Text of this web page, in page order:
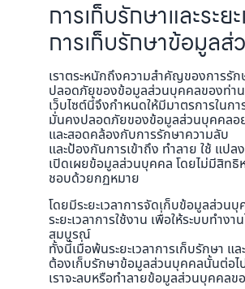
การเก็บรักษาและระยะ
การเก็บรักษาข้อมูล
เราตระหนักถึงความสำคัญของการรัก
ปลอดภัยของข้อมูลส่วนบุคคลของท่าน
เว็บไซต์นี้จึงกำหนดให้มีมาตรการในก
มั่นคงปลอดภัยของข้อมูลส่วนบุคคลอย่
และสอดคล้องกับการรักษาความลับ
และป้องกันการเข้าถึง ทำลาย ใช้ แปล
เปิดเผยข้อมูลส่วนบุคคล โดยไม่มีสิทธิ
ชอบด้วยกฏหมาย
โดยมีระยะเวลาการจัดเก็บข้อมูลส่วน
ระยะเวลาการใช้งาน เพื่อให้ระบบทำงา
สมบูรณ์
ทั้งนี้เมื่อพ้นระยะเวลาการเก็บรักษา แล
ต้องเก็บรักษาข้อมูลส่วนบุคคลนั้นต่อไ
เราจะลบหรือทำลายข้อมูลส่วนบุคคลข